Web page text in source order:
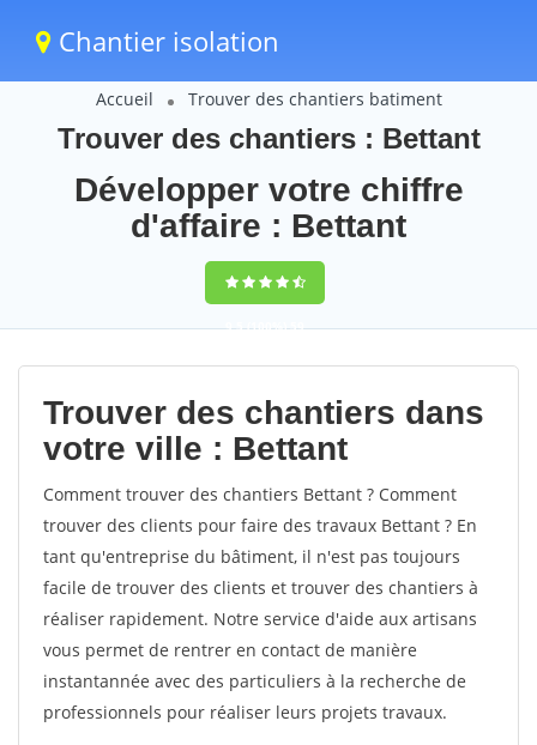
Chantier isolation
Accueil Trouver des chantiers batiment
Trouver des chantiers : Bettant
Développer votre chiffre
d'affaire : Bettant
9,5(100%)59
votes
Trouver des chantiers dans
votre ville : Bettant
Comment trouver des chantiers Bettant ? Comment
trouver des clients pour faire des travaux Bettant ? En
tant qu'entreprise du bâtiment, il n'est pas toujours
facile de trouver des clients et trouver des chantiers à
réaliser rapidement. Notre service d'aide aux artisans
vous permet de rentrer en contact de manière
instantannée avec des particuliers à la recherche de
professionnels pour réaliser leurs projets travaux.